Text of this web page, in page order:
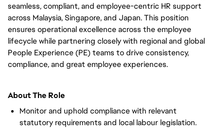
seamless, compliant, and employee-centric HR support
across Malaysia, Singapore, and Japan. This position
ensures operational excellence across the employee
lifecycle while partnering closely with regional and global
People Experience (PE) teams to drive consistency,
compliance, and great employee experiences.
About The Role
Monitor and uphold compliance with relevant
statutory requirements and local labour legislation.